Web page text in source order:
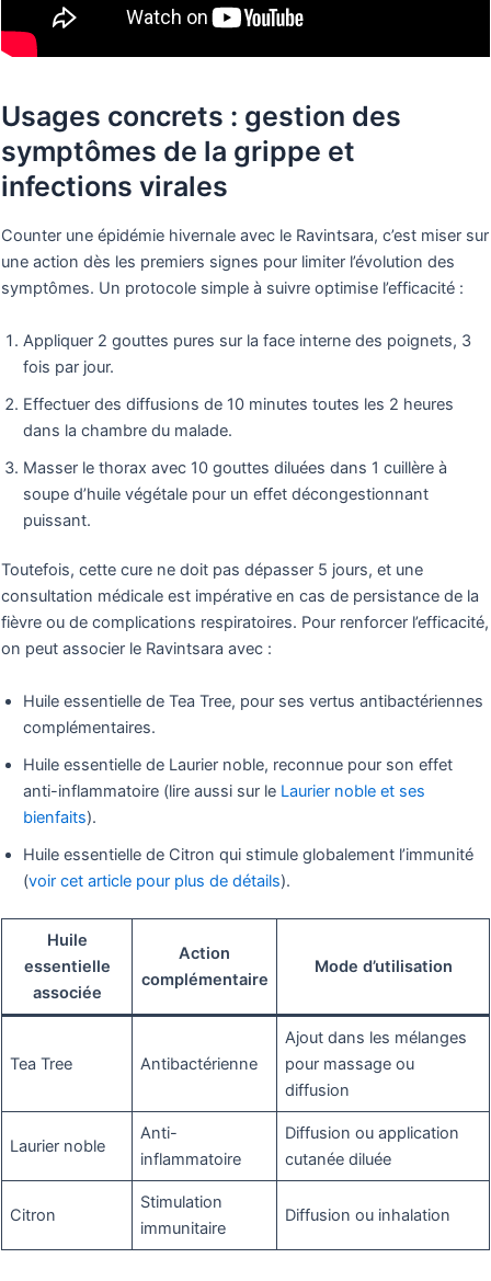
Usages concrets : gestion des
symptômes de la grippe et
infections virales
Counter une épidémie hivernale avec le Ravintsara, c’est miser sur
une action dès les premiers signes pour limiter l’évolution des
symptômes. Un protocole simple à suivre optimise l’efficacité :
Appliquer 2 gouttes pures sur la face interne des poignets, 3
fois par jour.
Effectuer des diffusions de 10 minutes toutes les 2 heures
dans la chambre du malade.
Masser le thorax avec 10 gouttes diluées dans 1 cuillère à
soupe d’huile végétale pour un effet décongestionnant
puissant.
Toutefois, cette cure ne doit pas dépasser 5 jours, et une
consultation médicale est impérative en cas de persistance de la
fièvre ou de complications respiratoires. Pour renforcer l’efficacité,
on peut associer le Ravintsara avec :
Huile essentielle de Tea Tree, pour ses vertus antibactériennes
complémentaires.
Huile essentielle de Laurier noble, reconnue pour son effet
anti-inflammatoire (lire aussi sur le Laurier noble et ses
bienfaits).
Huile essentielle de Citron qui stimule globalement l’immunité
(voir cet article pour plus de détails).
Huile
essentielle
associée
Action
complémentaire
Mode d’utilisation
Tea Tree Antibactérienne
Ajout dans les mélanges
pour massage ou
diffusion
Laurier noble
Anti-
inflammatoire
Diffusion ou application
cutanée diluée
Citron
Stimulation
immunitaire
Diffusion ou inhalation